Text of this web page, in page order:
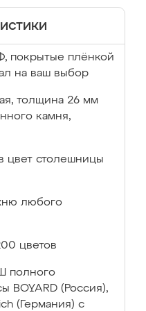
покрытые плёнкой
на ваш выбор
толщина 26 мм
камня,
цвет столешницы
любого
цветов
полного
BOYARD (Россия),
(Германия) с